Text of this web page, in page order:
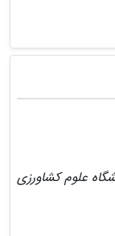
علوم کشاورزی